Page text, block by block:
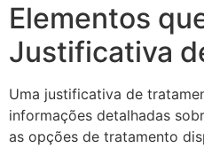
Elementos
Justificativa
Uma justificativa de
informações detalhadas
as opções de tratamento